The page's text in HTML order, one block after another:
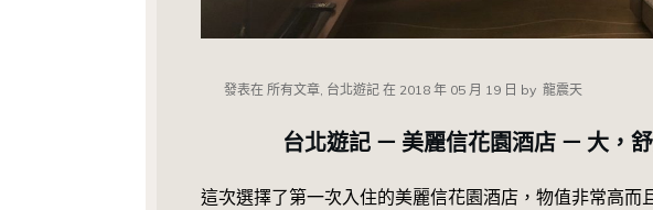
發表在 所有文章, 台北遊記 在 2018 年 05 月 19 日 by 龍震天
台北遊記 － 美麗信花園酒店 － 大，
這次選擇了第一次入住的美麗信花園酒店，物值非常高而